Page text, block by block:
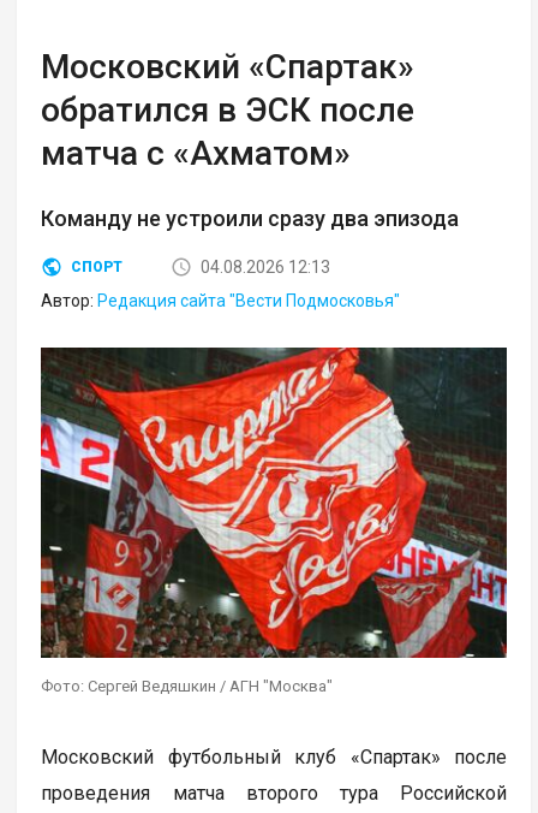
Московский «Спартак»
обратился в ЭСК после
матча с «Ахматом»
Команду не устроили сразу два эпизода
СПОРТ
04.08.2026 12:13
Автор: Редакция сайта "Вести Подмосковья"
Фото: Сергей Ведяшкин / АГН "Москва"
Московский футбольный клуб «Спартак» после
проведения матча второго тура Российской